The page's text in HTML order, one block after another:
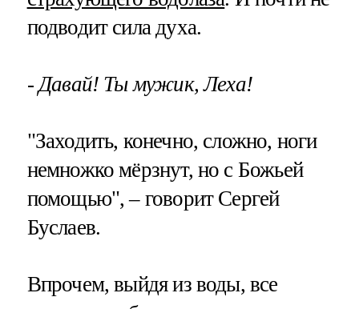
подводит сила духа.
- Давай! Ты мужик, Леха!
"Заходить, конечно, сложно, ноги
немножко мёрзнут, но с Божьей
помощью", – говорит Сергей
Буслаев.
Впрочем, выйдя из воды, все